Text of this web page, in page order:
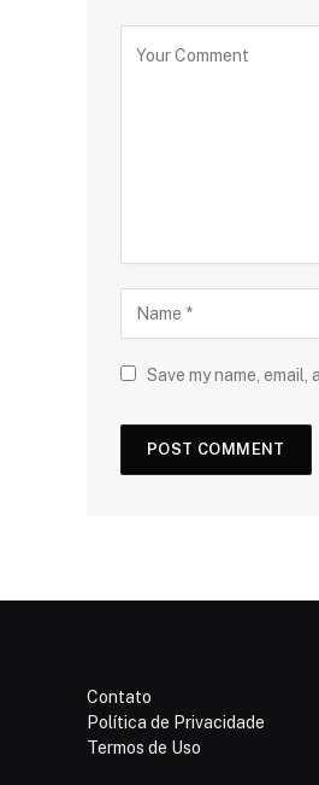
Save my name,
Contato
Política de Privacidade
Termos de Uso